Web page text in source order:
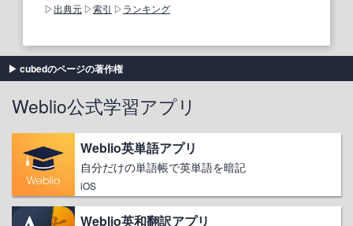
出典元 索引 ランキング
cubedのページの著作権
Weblio公式学習アプリ
Weblio英単語アプリ
自分だけの単語帳で英単語を暗記
iOS
Weblio英和翻訳アプリ